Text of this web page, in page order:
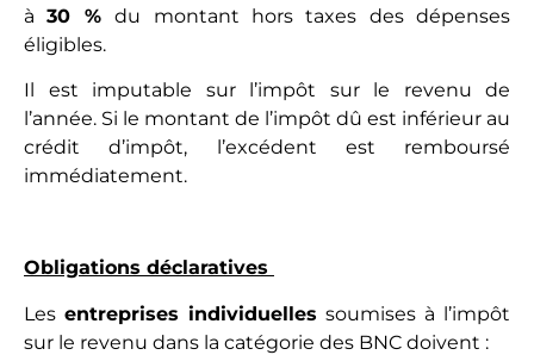
à30 %du montant hors taxes des dépenses
éligibles.
Il est imputable sur l’impôt sur le revenu de
l’année. Si le montant de l’impôt dû est inférieur au
crédit d’impôt, l’excédent est remboursé
immédiatement.
Obligations déclaratives
Les entreprises individuelles soumises à l’impôt
sur le revenu dans la catégorie des BNC doivent :